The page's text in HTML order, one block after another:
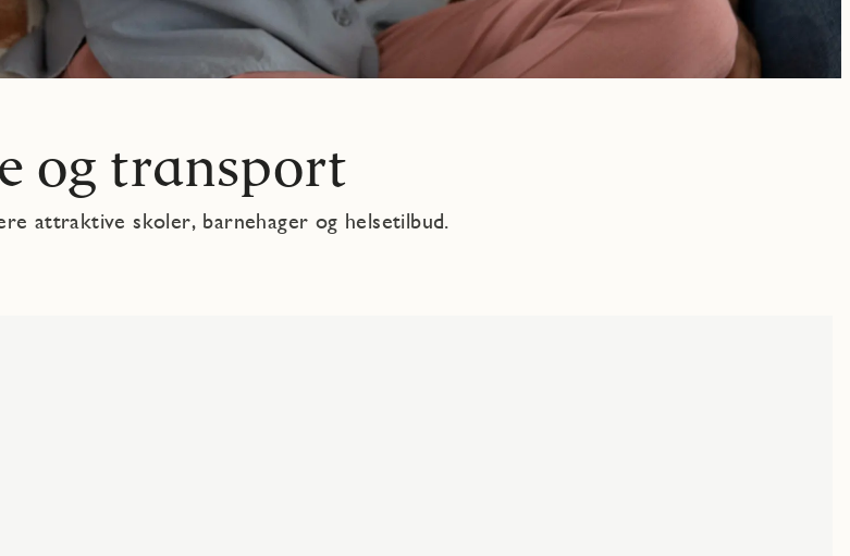
og transport
attraktive skoler, barnehager og helsetilbud.